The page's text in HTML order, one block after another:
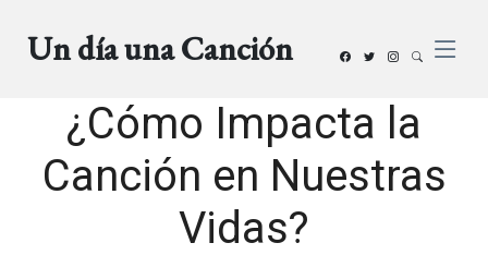
Un día una Canción
¿Cómo Impacta la
Canción en Nuestras
Vidas?